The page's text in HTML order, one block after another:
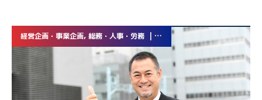
経営企画・事業企画, 総務・人事・労務 | 業務委託